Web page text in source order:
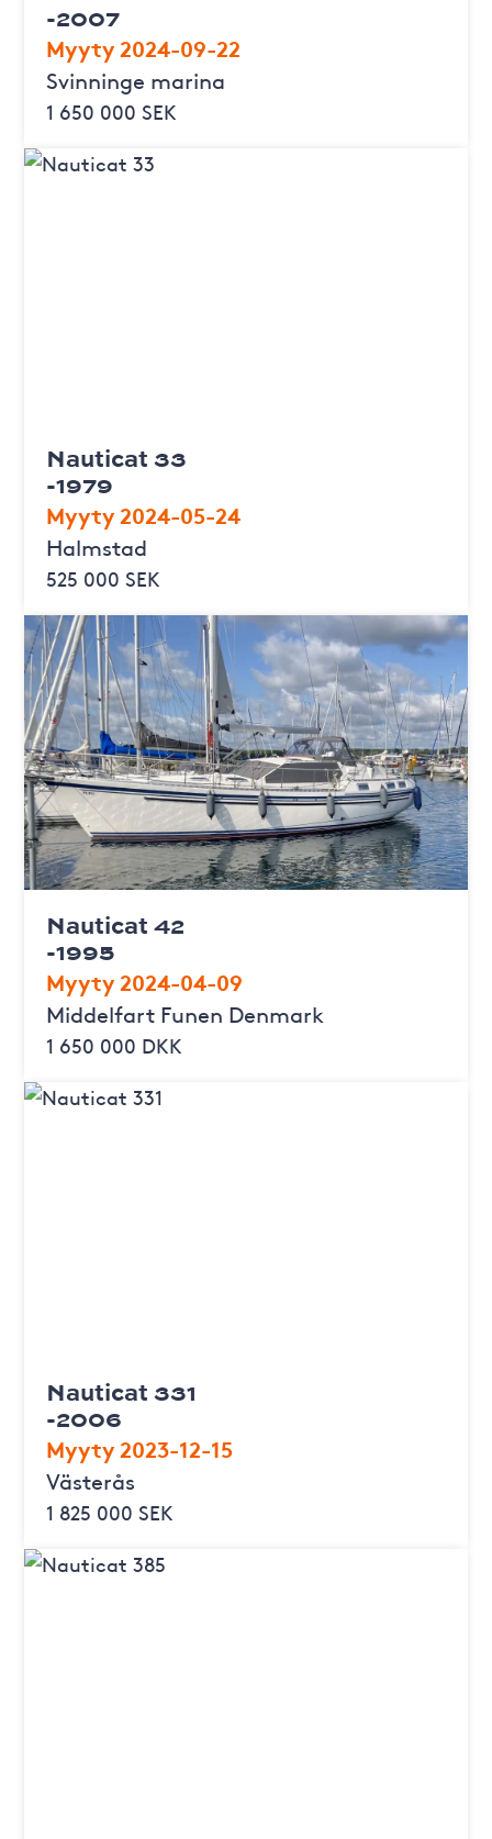
-2007
Myyty 2024-09-22
Svinninge marina
1 650 000 SEK
Nauticat 33
-1979
Myyty 2024-05-24
Halmstad
525 000 SEK
Nauticat 42
-1995
Myyty 2024-04-09
Middelfart Funen Denmark
1 650 000 DKK
Nauticat 331
-2006
Myyty 2023-12-15
Västerås
1 825 000 SEK